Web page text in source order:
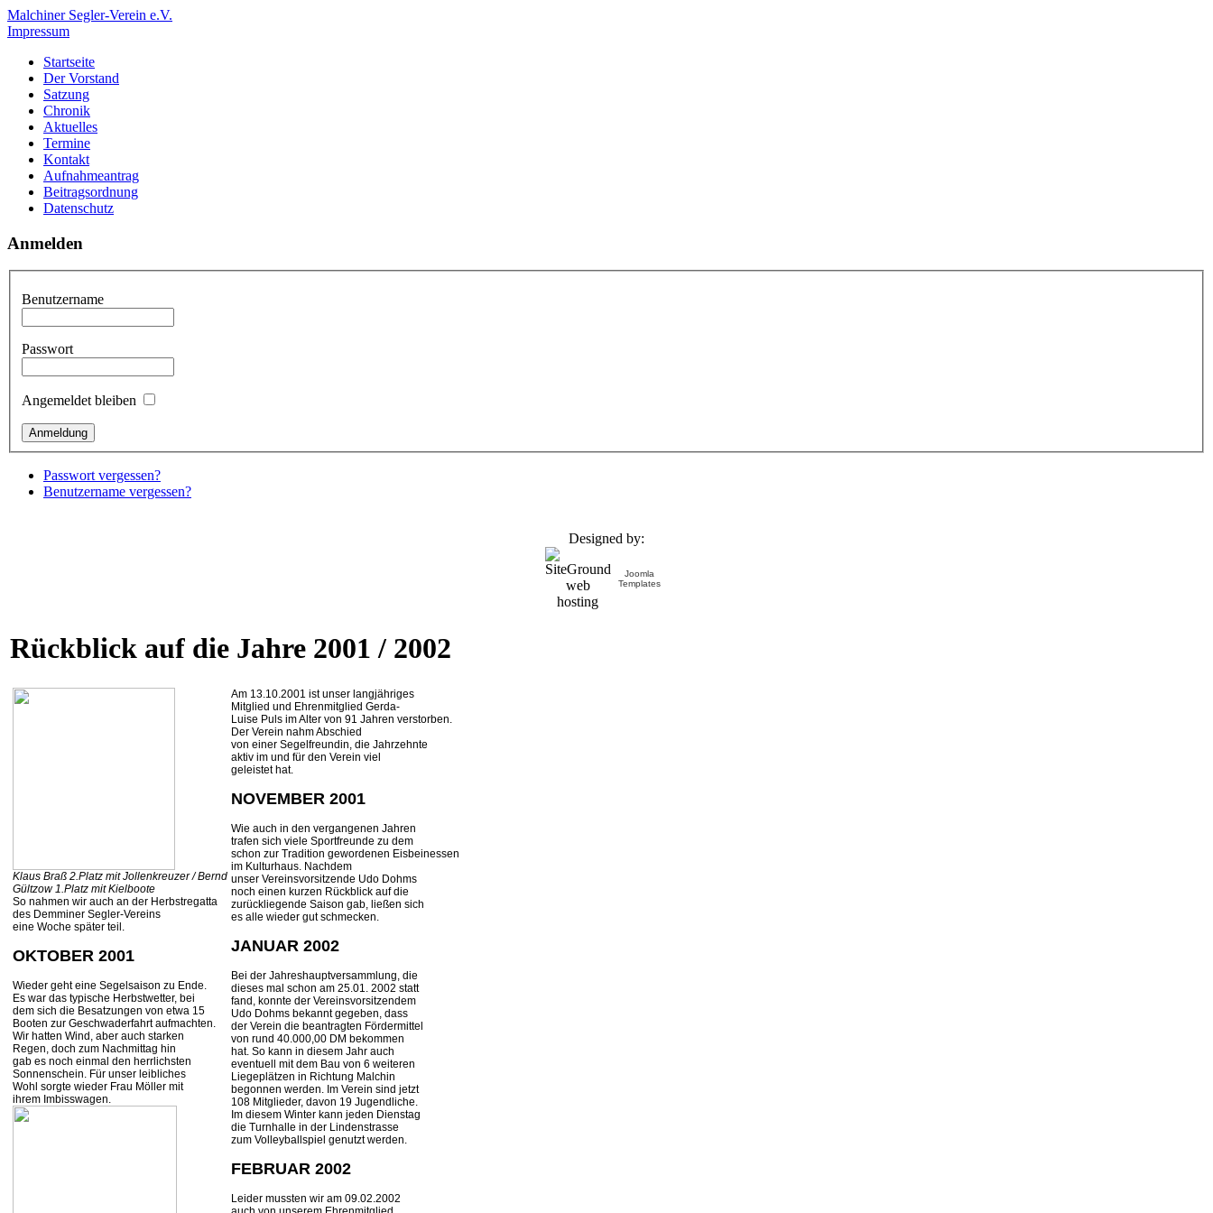
Malchiner Segler-Verein e.V.
Impressum
Startseite
Der Vorstand
Satzung
Chronik
Aktuelles
Termine
Kontakt
Aufnahmeantrag
Beitragsordnung
Datenschutz
Anmelden
Benutzername
Passwort
Angemeldet bleiben
Passwort vergessen?
Benutzername vergessen?
Designed by:
Joomla
Templates
Rückblick auf die Jahre 2001 / 2002
Klaus Braß 2.Platz mit Jollenkreuzer / Bernd
Gültzow 1.Platz mit Kielboote
So nahmen wir auch an der Herbstregatta
des Demminer Segler-Vereins
eine Woche später teil.
OKTOBER 2001
Wieder geht eine Segelsaison zu Ende.
Es war das typische Herbstwetter, bei
dem sich die Besatzungen von etwa 15
Booten zur Geschwaderfahrt aufmachten.
Wir hatten Wind, aber auch starken
Regen, doch zum Nachmittag hin
gab es noch einmal den herrlichsten
Sonnenschein. Für unser leibliches
Wohl sorgte wieder Frau Möller mit
ihrem Imbisswagen.
Am 13.10.2001 ist unser langjähriges
Mitglied und Ehrenmitglied Gerda-
Luise Puls im Alter von 91 Jahren verstorben.
Der Verein nahm Abschied
von einer Segelfreundin, die Jahrzehnte
aktiv im und für den Verein viel
geleistet hat.
NOVEMBER 2001
Wie auch in den vergangenen Jahren
trafen sich viele Sportfreunde zu dem
schon zur Tradition gewordenen Eisbeinessen
im Kulturhaus. Nachdem
unser Vereinsvorsitzende Udo Dohms
noch einen kurzen Rückblick auf die
zurückliegende Saison gab, ließen sich
es alle wieder gut schmecken.
JANUAR 2002
Bei der Jahreshauptversammlung, die
dieses mal schon am 25.01. 2002 statt
fand, konnte der Vereinsvorsitzendem
Udo Dohms bekannt gegeben, dass
der Verein die beantragten Fördermittel
von rund 40.000,00 DM bekommen
hat. So kann in diesem Jahr auch
eventuell mit dem Bau von 6 weiteren
Liegeplätzen in Richtung Malchin
begonnen werden. Im Verein sind jetzt
108 Mitglieder, davon 19 Jugendliche.
Im diesem Winter kann jeden Dienstag
die Turnhalle in der Lindenstrasse
zum Volleyballspiel genutzt werden.
FEBRUAR 2002
Leider mussten wir am 09.02.2002